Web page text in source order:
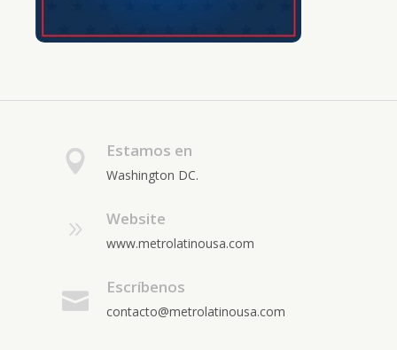
Estamos en
Washington DC.
Website
www.metrolatinousa.com
Escríbenos
contacto@metrolatinousa.com